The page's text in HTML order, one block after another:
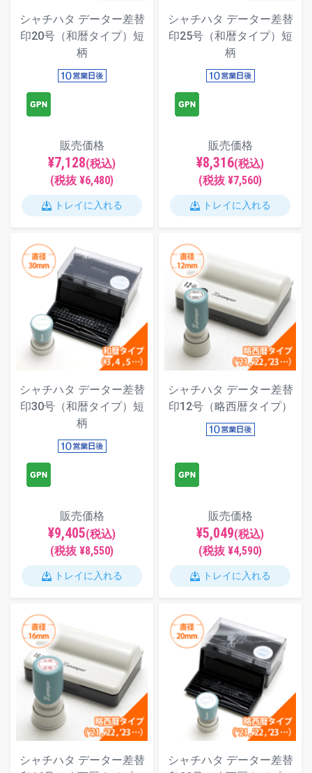
シャチハタ データー差替
印20号（和暦タイプ）短
柄
販売価格
¥7,128(税込)
(税抜 ¥6,480)
トレイに入れる
シャチハタ データー差替
印25号（和暦タイプ）短
柄
販売価格
¥8,316(税込)
(税抜 ¥7,560)
トレイに入れる
シャチハタ データー差替
印30号（和暦タイプ）短
柄
販売価格
¥9,405(税込)
(税抜 ¥8,550)
トレイに入れる
シャチハタ データー差替
印12号（略西暦タイプ）
販売価格
¥5,049(税込)
(税抜 ¥4,590)
トレイに入れる
シャチハタ データー差替
シャチハタ データー差替